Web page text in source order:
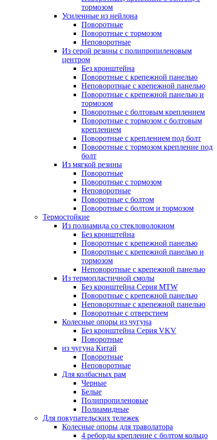
тормозом
Усиленные из нейлона
Поворотные
Поворотные с тормозом
Неповоротные
Из серой резины с полипропиленовым
центром
Без кронштейна
Поворотные с крепежной панелью
Неповоротные с крепежной панелью
Поворотные с крепежной панелью и
тормозом
Поворотные с болтовым креплением
Поворотные с тормозом с болтовым
креплением
Поворотные с креплением под болт
Поворотные с тормозом крепление под
болт
Из мягкой резины
Поворотные
Поворотные с тормозом
Неповоротные
Поворотные с болтом
Поворотные с болтом и тормозом
Термостойкие
Из полиамида со стекловолокном
Без кронштейна
Поворотные с крепежной панелью
Поворотные с крепежной панелью и
тормозом
Неповоротные с крепежной панелью
Из термопластичной смолы
Без кронштейна Серия MTW
Поворотные с крепежной панелью
Неповоротные с крепежной панелью
Поворотные с отверстием
Колесные опоры из чугуна
Без кронштейна Серия VKV
Поворотные
из чугуна Китай
Поворотные
Неповоротные
Для колбасных рам
Черные
Белые
Полипропиленовые
Полиамидные
Для покупательских тележек
Колесные опоры для траволатора
4 реборды крепление с болтом кольцо